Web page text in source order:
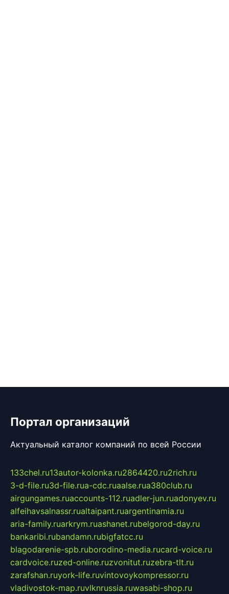
Портал организаций
Актуальный каталог компаний по всей России
133chel.ru13autor-kolonka.ru2864420.ru2rich.ru
3-d-file.ru3d-file.rua-cdc.ruaalse.rua380club.ru
airgungames.ruaccounts-112.ruadler-jun.ruadonyev.ru
alfeihavsalnassr.rualtaipant.ruargentinamia.ru
aria-family.ruarkrym.ruashanet.rubelgorod-day.ru
bankaribi.rubandamn.rubigfatcc.ru
blagodarenie-spb.ruborodino-media.rucard-voice.ru
cardvoice.ruzed-online.ruzvonitut.ruzebra-tlt.ru
zarafshan.ruyork-life.ruvintovoykompressor.ru
vladivostok-map.ruvlknrussia.ruwasabi-shop.ru